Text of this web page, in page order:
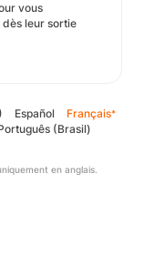
vous
leur sortie
Español Français*
(Brasil)
en anglais.